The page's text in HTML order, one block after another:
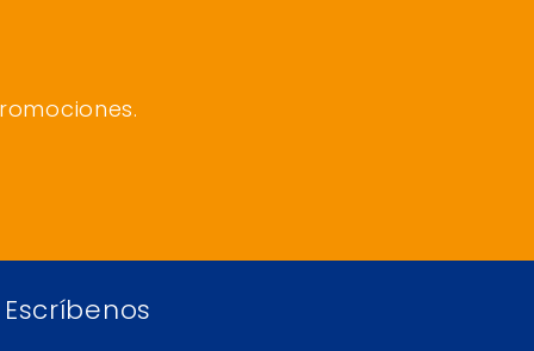
Escríbenos